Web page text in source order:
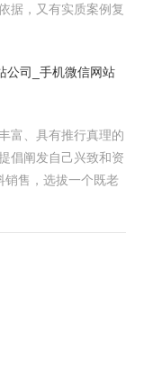
据，又有实质案例复
公司_手机微信网站
富、具有推行真理的
倡阐发自己兴致和资
售，选拔一个既老